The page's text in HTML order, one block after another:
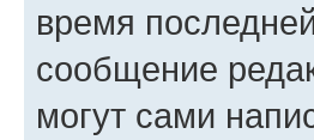
время
сообщение
могут сами